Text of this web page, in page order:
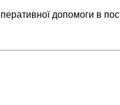
допомоги в